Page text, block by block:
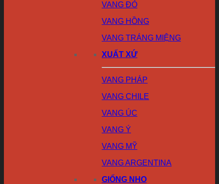
VANG ĐỎ
VANG HỒNG
VANG TRÁNG MIỆNG
XUẤT XỨ
VANG PHÁP
VANG CHILE
VANG ÚC
VANG Ý
VANG MỸ
VANG ARGENTINA
GIỐNG NHO